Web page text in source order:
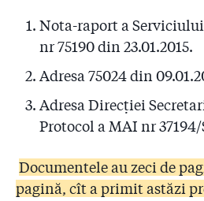
#COLECTIV: Șefii IGSU își
săptămîni înainte de
Gazetei, Arafat a ordonat
2.15
”Dacă voia, oricine putea
ISU!” Cine va plăti 50 de
despăgubiri?
Nota-raport a
nr 75190 din 23.01.2015.
Adresa 75024 din
Adresa Direcției
Protocol a MAI nr 37194/
Documentele au zeci de
pagină, cît a primit astăzi